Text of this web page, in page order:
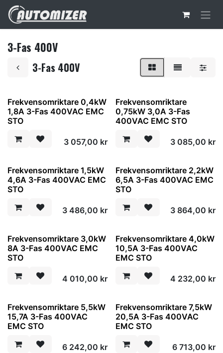
Hoppa till innehåll
3-Fas 400V
3-Fas 400V
Frekvensomriktare 0,4kW
1,8A 3-Fas 400VAC EMC
STO
3 057,00 kr
Frekvensomriktare
0,75kW 3,0A 3-Fas
400VAC EMC STO
3 085,00 kr
Frekvensomriktare 1,5kW
4,6A 3-Fas 400VAC EMC
STO
3 486,00 kr
Frekvensomriktare 2,2kW
6,5A 3-Fas 400VAC EMC
STO
3 864,00 kr
Frekvensomriktare 3,0kW
8A 3-Fas 400VAC EMC
STO
4 010,00 kr
Frekvensomriktare 4,0kW
10,5A 3-Fas 400VAC
EMC STO
4 232,00 kr
Frekvensomriktare 5,5kW
15,7A 3-Fas 400VAC
EMC STO
6 242,00 kr
Frekvensomriktare 7,5kW
20,5A 3-Fas 400VAC
EMC STO
6 713,00 kr